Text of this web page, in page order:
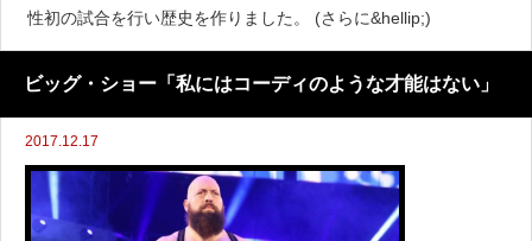
性初の試合を行い歴史を作りました。 (さらに&hellip;)
ビッグ・ショー「私にはコーディのような才能はない」
2017.12.17